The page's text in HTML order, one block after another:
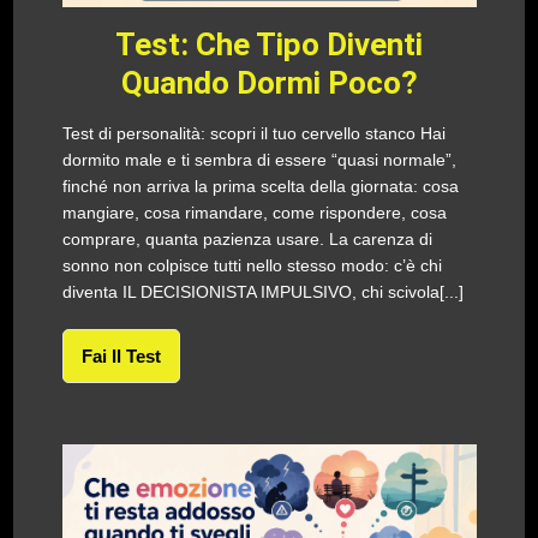
Test: Che Tipo Diventi
Quando Dormi Poco?
Test di personalità: scopri il tuo cervello stanco Hai
dormito male e ti sembra di essere “quasi normale”,
finché non arriva la prima scelta della giornata: cosa
mangiare, cosa rimandare, come rispondere, cosa
comprare, quanta pazienza usare. La carenza di
sonno non colpisce tutti nello stesso modo: c’è chi
diventa IL DECISIONISTA IMPULSIVO, chi scivola[...]
Fai Il Test